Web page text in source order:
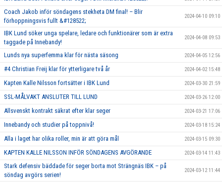
Coach Jakob inför söndagens stekheta DM final! – Blir
förhoppningsvis fullt &#128522;
2024-04-10 09:10
IBK Lund söker unga spelare, ledare och funktionärer som är extra
taggade på Innebandy!
2024-04-08 09:53
Lunds nya superfemma klar för nästa säsong 2024-04-05 12:56
#4 Christian Freij klar för ytterligare två år 2024-04-02 15:48
Kapten Kalle Nilsson fortsätter i IBK Lund 2024-03-30 21:59
SSL-MÅLVAKT ANSLUTER TILL LUND 2024-03-26 12:00
Allsvenskt kontrakt säkrat efter klar seger 2024-03-21 17:06
Innebandy och studier på toppnivå! 2024-03-18 15:24
Alla i laget har olika roller, min är att göra mål 2024-03-15 09:30
KAPTEN KALLE NILSSON INFÖR SÖNDAGENS AVGÖRANDE 2024-03-14 11:43
Stark defensiv bäddade för seger borta mot Strängnäs IBK – på
söndag avgörs serien!
2024-03-12 11:44